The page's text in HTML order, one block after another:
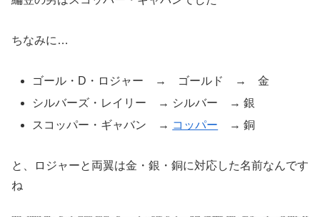
ちなみに…
ゴール・D・ロジャー → ゴールド → 金
シルバーズ・レイリー → シルバー → 銀
スコッパー・ギャバン → コッパー → 銅
と、ロジャーと両翼は金・銀・銅に対応した名前なんです
ね